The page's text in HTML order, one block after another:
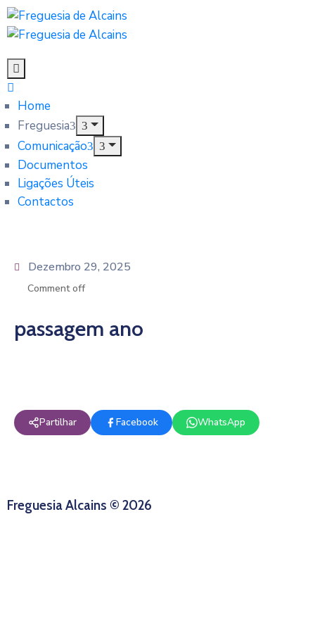
Home
Freguesia
Comunicação
Documentos
Ligações Úteis
Contactos
Dezembro 29, 2025
Comment off
passagem ano
Partilhar Facebook WhatsApp
Freguesia Alcains © 2026